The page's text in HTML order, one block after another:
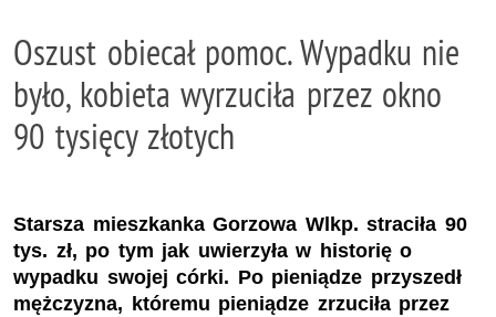
Oszust obiecał pomoc. Wypadku nie
było, kobieta wyrzuciła przez okno
90 tysięcy złotych
Starsza mieszkanka Gorzowa Wlkp. straciła 90
tys. zł, po tym jak uwierzyła w historię o
wypadku swojej córki. Po pieniądze przyszedł
mężczyzna, któremu pieniądze zrzuciła przez